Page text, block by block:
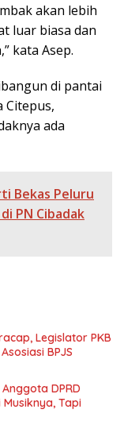
akan lebih
luar biasa dan
kata Asep.
di pantai
Citepus,
ada
Bekas Peluru
PN Cibadak
Legislator PKB
BPJS
DPRD
Musiknya, Tapi